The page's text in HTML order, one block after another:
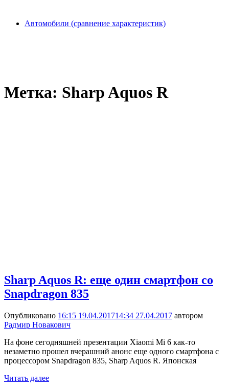
Автомобили (сравнение характеристик)
Метка: Sharp Aquos R
Sharp Aquos R: еще один смартфон со
Snapdragon 835
Опубликовано 16:15 19.04.201714:34 27.04.2017 автором
Радмир Новакович
На фоне сегодняшней презентации Xiaomi Mi 6 как-то
незаметно прошел вчерашний анонс еще одного смартфона с
процессором Snapdragon 835, Sharp Aquos R. Японская
Читать далее